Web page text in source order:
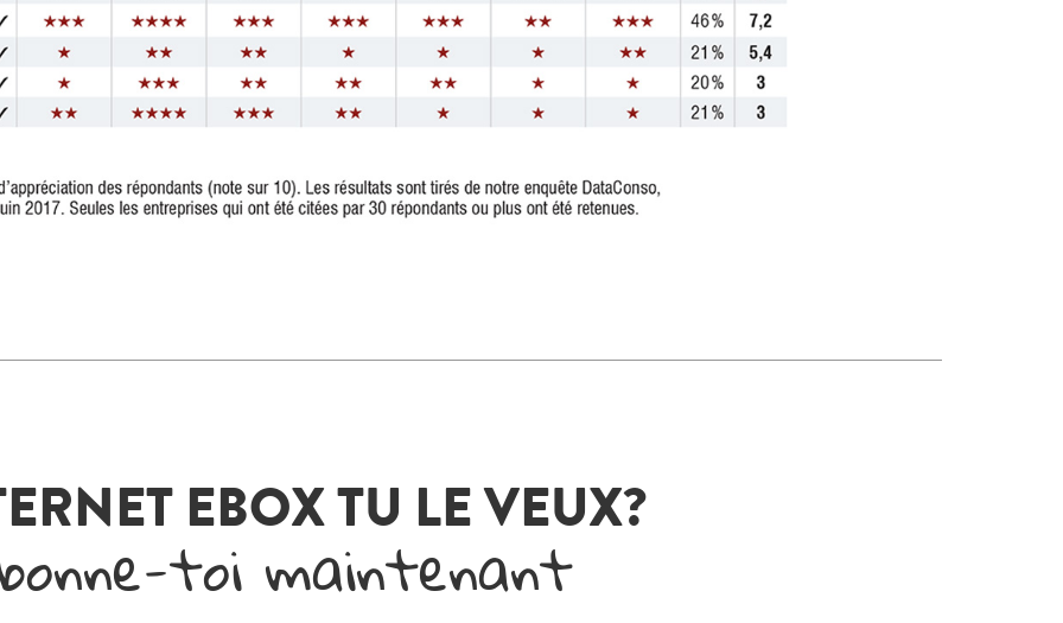
EBOX TU LE VEUX?
toi maintenant